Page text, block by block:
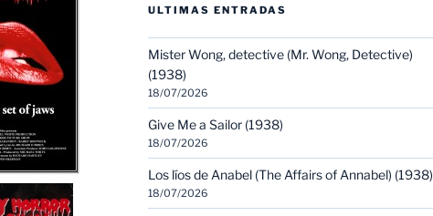
ULTIMAS ENTRADAS
Mister Wong, detective (Mr. Wong, Detective)
(1938)
18/07/2026
Give Me a Sailor (1938)
18/07/2026
Los líos de Anabel (The Affairs of Annabel) (1938)
18/07/2026